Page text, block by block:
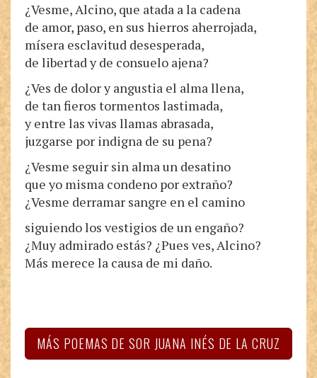
¿Vesme, Alcino, que atada a la cadena
de amor, paso, en sus hierros aherrojada,
mísera esclavitud desesperada,
de libertad y de consuelo ajena?
¿Ves de dolor y angustia el alma llena,
de tan fieros tormentos lastimada,
y entre las vivas llamas abrasada,
juzgarse por indigna de su pena?
¿Vesme seguir sin alma un desatino
que yo misma condeno por extraño?
¿Vesme derramar sangre en el camino
siguiendo los vestigios de un engaño?
¿Muy admirado estás? ¿Pues ves, Alcino?
Más merece la causa de mi daño.
MÁS POEMAS DE SOR JUANA INÉS DE LA CRUZ